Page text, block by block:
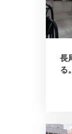
長
る